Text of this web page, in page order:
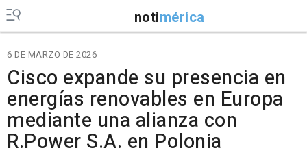
notimérica
6 DE MARZO DE 2026
Cisco expande su presencia en
energías renovables en Europa
mediante una alianza con
R.Power S.A. en Polonia